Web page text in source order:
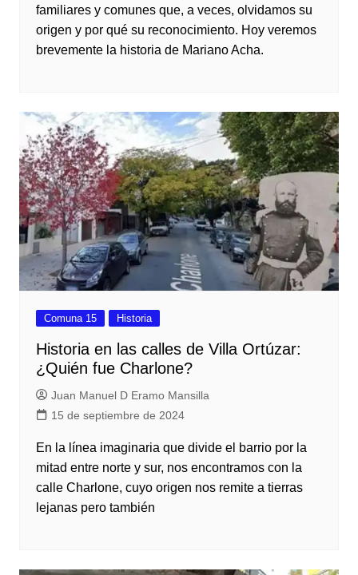
familiares y comunes que, a veces, olvidamos su
origen y por qué su reconocimiento. Hoy veremos
brevemente la historia de Mariano Acha.
Comuna 15 Historia
Historia en las calles de Villa Ortúzar:
¿Quién fue Charlone?
Juan Manuel D Eramo Mansilla
15 de septiembre de 2024
En la línea imaginaria que divide el barrio por la
mitad entre norte y sur, nos encontramos con la
calle Charlone, cuyo origen nos remite a tierras
lejanas pero también